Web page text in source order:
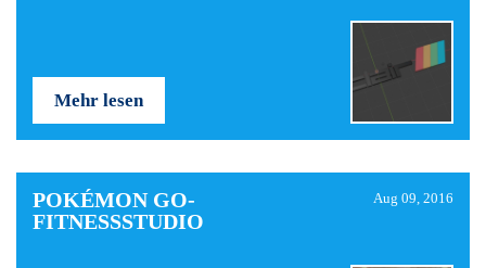
Mehr lesen
POKÉMON GO-
FITNESSSTUDIO
Aug 09, 2016